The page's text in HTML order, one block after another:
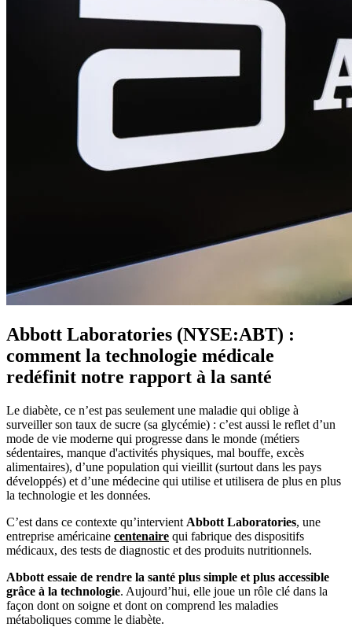
Abbott Laboratories (NYSE:ABT) :
comment la technologie médicale
redéfinit notre rapport à la santé
Le diabète, ce n’est pas seulement une maladie qui oblige à
surveiller son taux de sucre (sa glycémie) : c’est aussi le reflet d’un
mode de vie moderne qui progresse dans le monde (métiers
sédentaires, manque d'activités physiques, mal bouffe, excès
alimentaires), d’une population qui vieillit (surtout dans les pays
développés) et d’une médecine qui utilise et utilisera de plus en plus
la technologie et les données.
C’est dans ce contexte qu’intervient Abbott Laboratories, une
entreprise américaine centenaire qui fabrique des dispositifs
médicaux, des tests de diagnostic et des produits nutritionnels.
Abbott essaie de rendre la santé plus simple et plus accessible
grâce à la technologie. Aujourd’hui, elle joue un rôle clé dans la
façon dont on soigne et dont on comprend les maladies
métaboliques comme le diabète.